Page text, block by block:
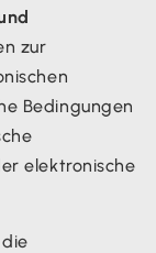
zur
Bedingungen
elektronische